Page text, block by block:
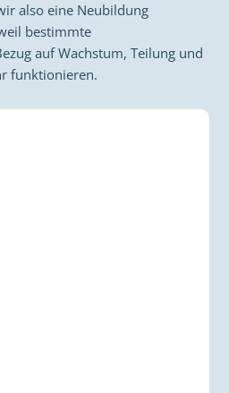
also eine Neubildung
bestimmte
auf Wachstum, Teilung und
funktionieren.